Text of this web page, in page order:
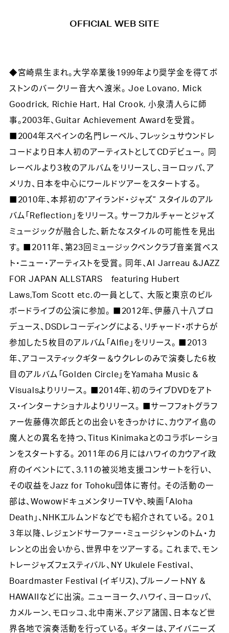
OFFICIAL WEB SITE
◆宮崎県生まれ。大学卒業後1999年より奨学金を得てボ
ストンのバークリー音大へ渡米。 Joe Lovano, Mick
Goodrick, Richie Hart, Hal Crook, 小泉清人らに師
事。2003年、Guitar Achievement Awardを受賞。
■2004年スペインの名門レーベル、フレッシュサウンドレ
コードより日本人初のアーティストとしてCDデビュー。 同
レーベルより３枚のアルバムをリリースし、ヨーロッパ、ア
メリカ、日本を中心にワールドツアーをスタートする。
■2010年、本邦初の”アイランド・ジャズ” スタイルのアル
バム「Reflection」をリリース。 サーフカルチャーとジャズ
ミュージックが融合した、新たなスタイルの可能性を見出
す。 ■2011年、第23回ミュージックペンクラブ音楽賞ベス
ト・ニュー・アーティストを受賞。 同年、Al Jarreau &JAZZ
FOR JAPAN ALLSTARS featuring Hubert
Laws,Tom Scott etc.の一員として、 大阪と東京のビル
ボードライブの公演に参加。 ■2012年、伊藤八十八プロ
デュース、DSDレコーディングによる、リチャード・ボナらが
参加した５枚目のアルバム「Alfie」をリリース。 ■2013
年、アコースティックギター＆ウクレレのみで演奏した６枚
目のアルバム「Golden Circle」をYamaha Music &
Visualsよりリリース。 ■2014年、初のライブDVDをアト
ス・インターナショナルよりリリース。 ■サーフフォトグラフ
ァー佐藤傳次郎氏との出会いをきっかけに、カウアイ島の
魔人との異名を持つ、Titus Kinimakaとのコラボレーショ
ンをスタートする。 2011年の６月にはハワイのカウアイ政
府のイベントにて、3.11の被災地支援コンサートを行い、
その収益をJazz for Tohoku団体に寄付。 その活動の一
部は、WowowドキュメンタリーTVや、映画「Aloha
Death」、NHKエルムンドなどでも紹介されている。 ２０１
３年以降、レジェンドサーファー・ミュージシャンのトム・カ
レンとの出会いから、世界中をツアーする。 これまで、モン
トレージャズフェスティバル、NY Ukulele Festival、
Boardmaster Festival (イギリス)、ブルーノートNY &
HAWAIIなどに出演。 ニューヨーク、ハワイ、ヨーロッパ、
カメルーン、モロッコ、北中南米、アジア諸国、日本など世
界各地で演奏活動を行っている。 ギターは、アイバニーズ